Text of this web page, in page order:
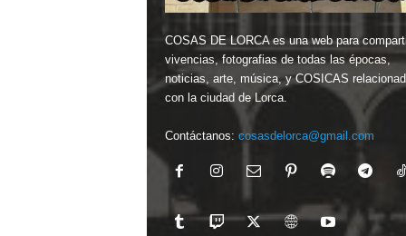
COSAS DE LORCA es una web para
vivencias, fotografias de todas las épocas,
noticias, arte, música, y COSICAS
con la ciudad de Lorca.
Contáctanos: cosasdelorca@gmail.com